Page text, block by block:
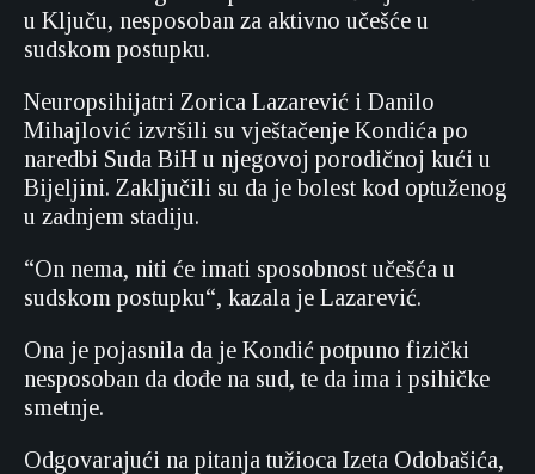
u Ključu, nesposoban za aktivno učešće u
sudskom postupku.
Neuropsihijatri Zorica Lazarević i Danilo
Mihajlović izvršili su vještačenje Kondića po
naredbi Suda BiH u njegovoj porodičnoj kući u
Bijeljini. Zaključili su da je bolest kod optuženog
u zadnjem stadiju.
“On nema, niti će imati sposobnost učešća u
sudskom postupku“, kazala je Lazarević.
Ona je pojasnila da je Kondić potpuno fizički
nesposoban da dođe na sud, te da ima i psihičke
smetnje.
Odgovarajući na pitanja tužioca Izeta Odobašića,